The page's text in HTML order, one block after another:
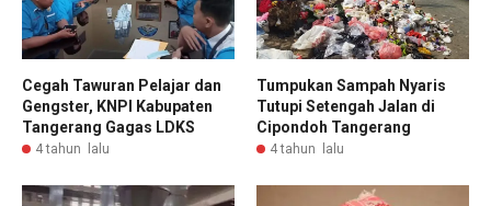
Cegah Tawuran Pelajar dan
Gengster, KNPI Kabupaten
Tangerang Gagas LDKS
4 tahun lalu
Tumpukan Sampah Nyaris
Tutupi Setengah Jalan di
Cipondoh Tangerang
4 tahun lalu